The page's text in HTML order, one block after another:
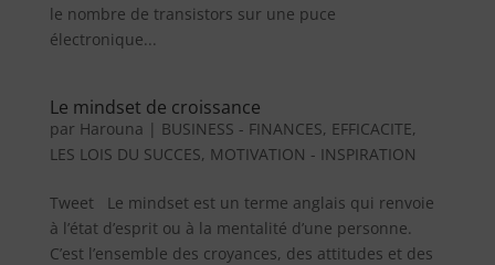
le nombre de transistors sur une puce
électronique...
Le mindset de croissance
par Harouna | BUSINESS - FINANCES, EFFICACITE,
LES LOIS DU SUCCES, MOTIVATION - INSPIRATION
Tweet Le mindset est un terme anglais qui renvoie
à l’état d’esprit ou à la mentalité d’une personne.
C’est l’ensemble des croyances, des attitudes et des